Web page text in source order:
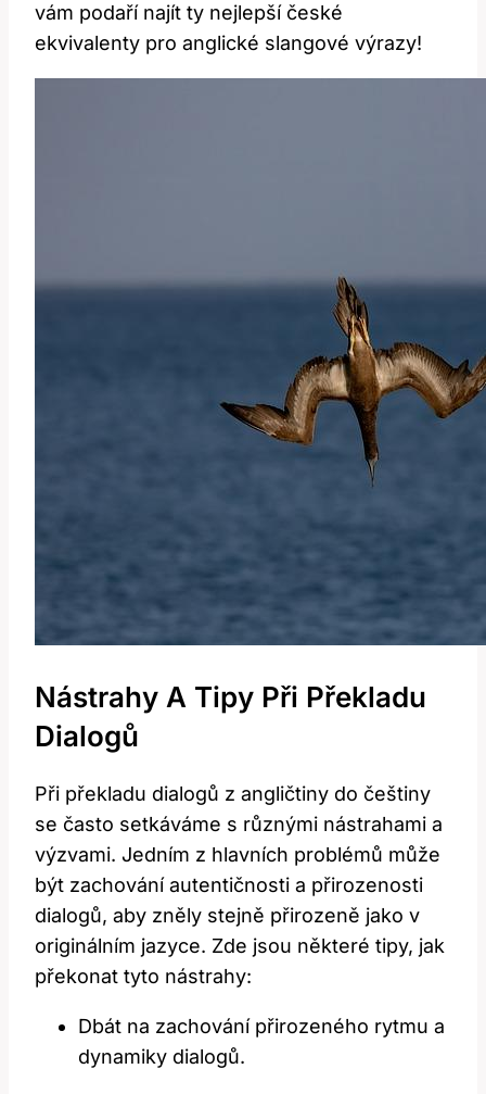
vám podaří najít ty nejlepší české
ekvivalenty pro anglické slangové výrazy!
Nástrahy A Tipy Při Překladu
Dialogů
Při překladu dialogů z angličtiny do češtiny
se často setkáváme s různými nástrahami a
výzvami. Jedním z hlavních problémů může
být zachování autentičnosti a přirozenosti
dialogů, aby zněly stejně přirozeně jako v
originálním jazyce. Zde jsou některé tipy, jak
překonat tyto nástrahy:
Dbát na zachování přirozeného rytmu a
dynamiky dialogů.